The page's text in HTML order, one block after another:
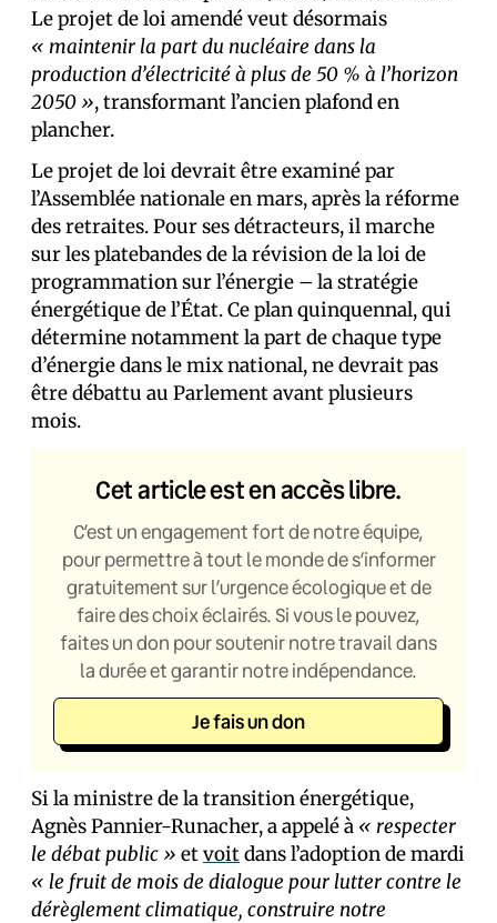
Le projet de loi amendé veut désormais
« maintenir la part du nucléaire dans la
production d’électricité à plus de 50 % à l’horizon
2050 », transformant l’ancien plafond en
plancher.
Le projet de loi devrait être examiné par
l’Assemblée nationale en mars, après la réforme
des retraites. Pour ses détracteurs, il marche
sur les platebandes de la révision de la loi de
programmation sur l’énergie – la stratégie
énergétique de l’État. Ce plan quinquennal, qui
détermine notamment la part de chaque type
d’énergie dans le mix national, ne devrait pas
être débattu au Parlement avant plusieurs
mois.
Cet article est en accès libre.
C’est un engagement fort de notre équipe,
pour permettre à tout le monde de s’informer
gratuitement sur l’urgence écologique et de
faire des choix éclairés. Si vous le pouvez,
faites un don pour soutenir notre travail dans
la durée et garantir notre indépendance.
Je fais un don
Si la ministre de la transition énergétique,
Agnès Pannier-Runacher, a appelé à « respecter
le débat public » etvoitdans l’adoption de mardi
« le fruit de mois de dialogue pour lutter contre le
dérèglement climatique, construire notre